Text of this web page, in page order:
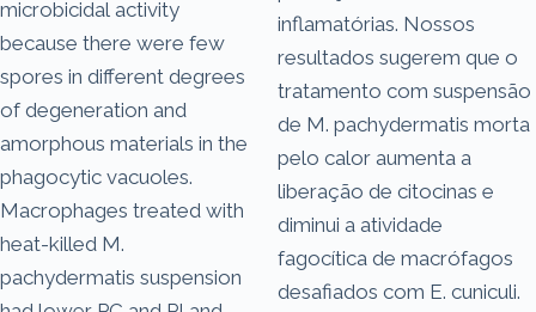
microbicidal activity
because there were few
spores in different degrees
of degeneration and
amorphous materials in the
phagocytic vacuoles.
Macrophages treated with
heat-killed M.
pachydermatis suspension
inflamatórias. Nossos
resultados sugerem que o
tratamento com suspensão
de M. pachydermatis morta
pelo calor aumenta a
liberação de citocinas e
diminui a atividade
fagocítica de macrófagos
desafiados com E. cuniculi.